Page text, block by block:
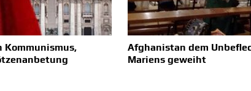
Afghanistan dem
Mariens geweiht